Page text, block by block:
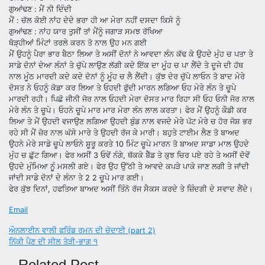
ਗੁਆਂਢਣ : ਮੈਂ ਨੀ ਦਿੰਦੀ
ਮੈਂ : ਚੱਲ ਕੋਈ ਨਾਂਹ ਦੇਦੇ ਭਰਾ ਹੀ ਆ ਮੇਰਾ ਨਹੀਂ ਦਸਦਾ ਕਿਸੇ ਨੂੰ
ਗੁਆਂਢਣ : ਨਾਂਹ ਯਾਰ ਤੁਸੀਂ ਤਾਂ ਮੈਂਨੂੰ ਜਗਾੜ ਸਮਝ ਰੱਖਿਆ
ਥੋੜ੍ਹੀਆਂ ਮਿੰਟਾਂ ਤਰਲੇ ਕਰਨ ਤੋ ਨਾਲ ਉਹ ਮਨ ਗਈ
ਮੈਂ ਉਹਨੂੰ ਪੈਰਾ ਭਾਰ ਬੈਠਾ ਲਿਆ ਤੇ ਅਸੀਂ ਦੋਨਾਂ ਨੇ ਆਵਦਾ ਲੰਨ ਕੱਢ ਕੇ ਉਹਦੇ ਮੁੰਹ ਚ ਪਤਾ ਤੇ
ਸਾਡੇ ਦੋਨਾਂ ਦੇਆ ਲੰਨਾਂ ਤੇ ਚੁੱਪੇ ਲਾਉਣ ਲੱਗੀ ਕਦੇ ਇੱਕ ਦਾ ਮੂੰਹ ਚ ਪਾ ਲੈਂਦੇ ਤੇ ਦੂਜੇ ਦੀ ਹੱਥ
ਨਾਲ ਮੂੰਠ ਮਾਰਦੀ ਕਦੇ ਕਦੇ ਦੋਨਾਂ ਨੂੰ ਮੂੰਹ ਚ ਲੈ ਲੈਂਦੀ। ਕੁੱਝ ਦੇਰ ਚੁੱਪੇ ਲਾਓਨ ਤੋ ਬਾਦ ਮੇਰੇ
ਦੋਸਤ ਨੇ ਓਹਨੂੰ ਕੋਡਾ ਕਰ ਲਿਆ ਤੇ ਓਹਦੀ ਫੁੱਦੀ ਮਾਰਨ ਲਗਿਆ ਓਹ ਮੇਰੇ ਲੰਨ ਤੇ ਚੂਪੇ
ਮਾਰਦੀ ਰਹੀ। ਪਿਛੋ ਜੀਨੀ ਜੋਰ ਨਾਲ ਓਹਦੀ ਮੇਰਾ ਦੋਸਤ ਮਾਰ ਰਿਹਾ ਸੀ ਓਹ ਓਨੀ ਜੋਰ ਨਾਲ
ਮੇਰੇ ਲੰਨ ਤੇ ਚੂਪੇ। ਓਹਨੇ ਚੂਪੇ ਮਾਰ ਮਾਰ ਮੇਰਾ ਲੰਨ ਲਾਲ ਕਰਤਾ। ਫੇਰ ਮੈਂ ਉਹਨੂੰ ਕੌਡੀ ਕਰ
ਲਿਆ ਤੇ ਮੈਂ ਉਹਦੀ ਵਜਾਉਣ ਲਗਿਆ ਉਹਦੀ ਬੁੰਡ ਨਾਲ ਵਜਦੇ ਮੇਰੇ ਪੱਟ ਮੇਰੇ ਚ ਹੋਰ ਜੋਸ਼ ਭਰ
ਰਹੇ ਸੀ ਮੈਂ ਜ਼ੋਰ ਨਾਲ ਘੱਸੇ ਮਾਰੇ ਤੇ ਉਹਦੀ ਰੱਜ ਕੇ ਮਾਰੀ। ਬਹੁਤੇ ਟਾਈਮ ਲੈਣ ਤੋ ਬਾਅਦ
ਉਹਨੇ ਮੇਰੇ ਸਾਡੇ ਚੂਪੇ ਲਾਓਨੇ ਸ਼ੂਰੂ ਕਰਤੇ 10 ਮਿੰਟ ਚੂਪੇ ਮਾਰਨ ਤੋ ਬਾਅਦ ਸਾਡਾ ਮਾਲ ਉਹਦੇ
ਮੁੰਹ ਚ ਛੁੱਟ ਗਿਆ। ਫੇਰ ਅਸੀਂ 3 ਓਵੇਂ ਨੰਗੇ, ਥੱਕਕੇ ਬੈੱਡ ਤੇ ਕੁਝ ਚਿਰ ਪਏ ਰਹੇ ਤੇ ਅਸੀਂ ਦੋਵੇਂ
ਉਹਦੇ ਮੁੰਮਿਆ ਨੁੂੰ ਮਸਲੀ ਗਏ। ਫੇਰ ਉਹ ਉੱਠੀ ਤੇ ਆਵਦੇ ਕਪੜੇ ਪਾਕੇ ਜਾਣ ਲਗੀ ਤੇ ਜਾਂਦੀ
ਜਾਂਦੀ ਸਾਡੇ ਦੋਨਾਂ ਦੇ ਲੰਨਾ ਤੇ 2 2 ਚੂਪੇ ਮਾਰ ਗਈ।
ਫੇਰ ਕੁੱਝ ਦਿਨਾਂ, ਹਫਤਿਆ ਬਾਅਦ ਅਸੀਂ ਤਿੰਨੋ ਰੱਜ ਸੈਕਸ ਕਰਦੇ ਤੇ ਜ਼ਿੰਦਗੀ ਦੇ ਸਵਾਦ ਲੈਂਦੇ।
Email
P
ਔਨਲਾਈਨ ਵਾਲੀ ਫਰਿੰਡ ਰਮਨ ਦੀ ਚੋਦਾਈ (part 2)
ਨਿੱਕੀ ਪੈਣ ਦੀ ਸੀਲ ਤੋੜੀ-ਭਾਗ ੧